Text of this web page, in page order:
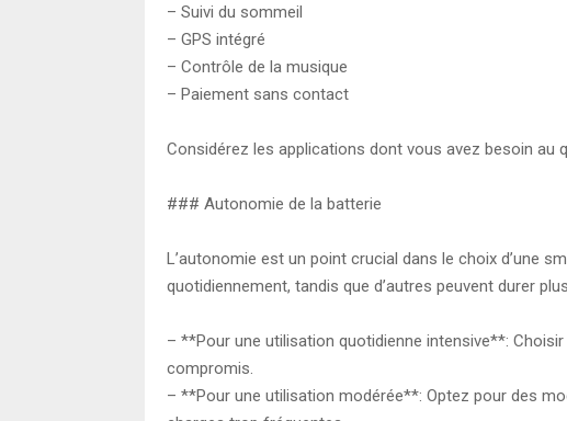
– Suivi du sommeil
– GPS intégré
– Contrôle de la musique
– Paiement sans contact
Considérez les applications dont vous avez besoin au
### Autonomie de la batterie
L’autonomie est un point crucial dans le choix d’une
quotidiennement, tandis que d’autres peuvent durer
– **Pour une utilisation quotidienne intensive**:
compromis.
– **Pour une utilisation modérée**: Optez pour des